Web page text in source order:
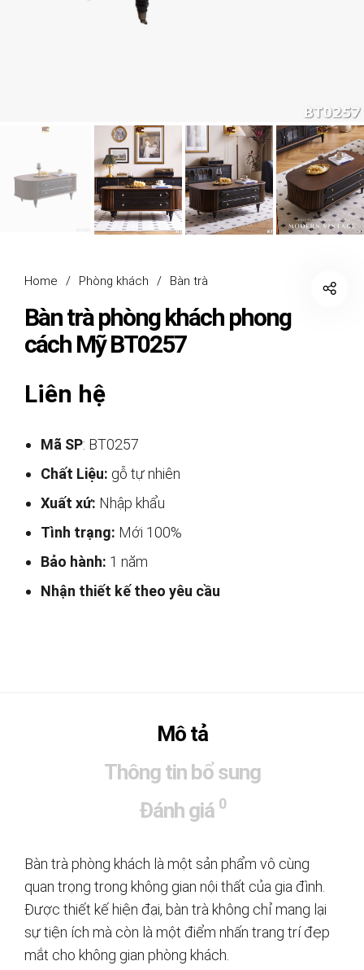
Home / Phòng khách / Bàn trà
Bàn trà phòng khách phong
cách Mỹ BT0257
Liên hệ
Mã SP: BT0257
Chất Liệu: gỗ tự nhiên
Xuất xứ: Nhập khẩu
Tình trạng: Mới 100%
Bảo hành: 1 năm
Nhận thiết kế theo yêu cầu
Mô tả
Thông tin bổ sung
Đánh giá 0
Bàn trà phòng khách là một sản phẩm vô cùng
quan trọng trong không gian nội thất của gia đình.
Được thiết kế hiện đại, bàn trà không chỉ mang lại
sự tiện ích mà còn là một điểm nhấn trang trí đẹp
mắt cho không gian phòng khách.